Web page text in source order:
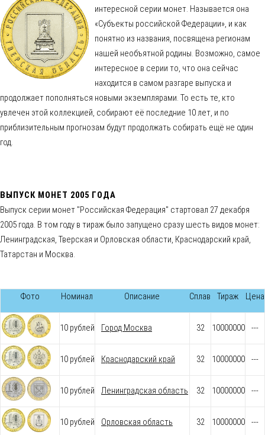
интересной серии монет. Называется она
«Субъекты российской Федерации», и как
понятно из названия, посвящена регионам
нашей необъятной родины. Возможно, самое
интересное в серии то, что она сейчас
находится в самом разгаре выпуска и
продолжает пополняться новыми экземплярами. То есть те, кто
увлечен этой коллекцией, собирают её последние 10 лет, и по
приблизительным прогнозам будут продолжать собирать ещё не один
год.
ВЫПУСК МОНЕТ 2005 ГОДА
Выпуск серии монет "Российская Федерация" стартовал 27 декабря
2005 года. В том году в тираж было запущено сразу шесть видов монет:
Ленинградская, Тверская и Орловская области, Краснодарский край,
Татарстан и Москва.
Фото Номинал Описание Сплав Тираж Цена
10 рублей Город Москва 32 10000000 ---
10 рублей Краснодарский край 32 10000000 ---
10 рублей Ленинградская область 32 10000000 ---
10 рублей Орловская область 32 10000000 ---